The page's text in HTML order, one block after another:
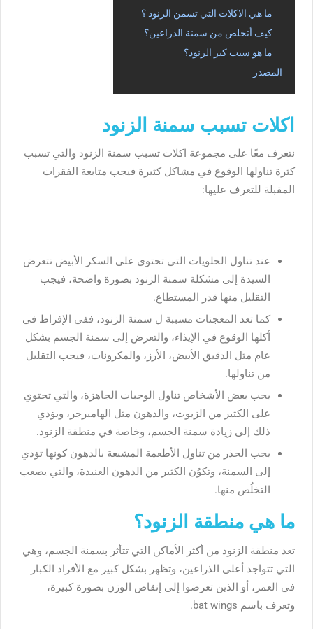
ما هي الاكلات التي تسمن الزنود ؟
كيف أتخلص من سمنة الذراعين؟
ما هو سبب كبر الزنود؟
المصدر
اكلات تسبب سمنة الزنود
نتعرف معًا على مجموعة اكلات تسبب سمنة الزنود والتي تسبب
كثرة تناولها الوقوع في مشاكل كثيرة فيجب متابعة الفقرات
المقبلة للتعرف عليها:
عند تناول الحلويات التي تحتوي على السكر الأبيض تتعرض
السيدة إلى مشكلة سمنة الزنود بصورة واضحة، فيجب
التقليل منها قدر المستطاع.
كما تعد المعجنات مسببة ل سمنة الزنود، ففي الإفراط في
أكلها الوقوع في الإيذاء، والتعرض إلى سمنة الجسم بشكل
عام مثل الدقيق الأبيض، الأرز، والمكرونات، فيجب التقليل
من تناولها.
يحب بعض الأشخاص تناول الوجبات الجاهزة، والتي تحتوي
على الكثير من الزيوت، والدهون مثل الهامبرجر، ويؤدي
ذلك إلى زيادة سمنة الجسم، وخاصة في منطقة الزنود.
يجب الحذر من تناول الأطعمة المشبعة بالدهون كونها تؤدي
إلى السمنة، وتكوُن الكثير من الدهون العنيدة، والتي يصعب
التخلُص منها.
ما هي منطقة الزنود؟
تعد منطقة الزنود من أكثر الأماكن التي تتأثر بسمنة الجسم، وهي
التي تتواجد أعلى الذراعين، وتظهر بشكل كبير مع الأفراد الكبار
في العمر، أو الذين تعرضوا إلى إنقاص الوزن بصورة كبيرة،
وتعرف باسم bat wings.